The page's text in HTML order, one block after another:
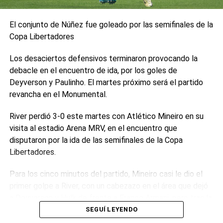
complicado, muy lejos del resto de los pilotos de arriba y
sin siquiera ganar una carrera, lo que
Colapinto si Red Bull así lo desea.
Mientras tanto,el argentino disputará las últimas dos
carreras del año en un Fórmula 1
Williams. La próxima carrera, post GP de Qatar será en el
circuito de Yas Marina, en elGran Premio de Abu Dhabi
(Radio Mitre)
0
El conjunto de Núñez fue goleado por las semifinales de la
Copa Libertadores
Los desaciertos defensivos terminaron provocando la
debacle en el encuentro de ida, por los goles de
Deyverson y Paulinho. El martes próximo será el partido
revancha en el Monumental.
River perdió 3-0 este martes con Atlético Mineiro en su
visita al estadio Arena MRV, en el encuentro que
disputaron por la ida de las semifinales de la Copa
Libertadores.
Para los cinco minutos del partido, Mineiro casi le dio el
revisión del VAR, el árbitro Jesús Valenzuela vio una mano
SEGUÍ LEYENDO